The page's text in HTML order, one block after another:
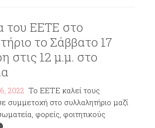
του ΕΕΤΕ στο
το Σάββατο 17
στις 12 μ.μ. στο
2022 Το ΕΕΤΕ καλεί τους
συμμετοχή στο συλλαλητήριο μαζί
φορείς, φοιτητικούς